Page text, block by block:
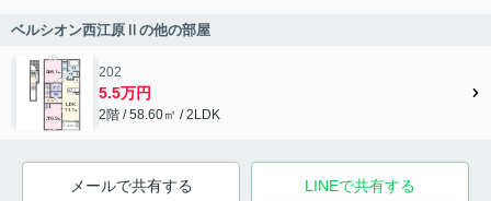
ベルシオン西江原Ⅱの他の部屋
202
5.5万円
2階 / 58.60㎡ / 2LDK
メールで共有する LINEで共有する